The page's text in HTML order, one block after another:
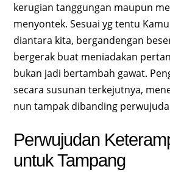
kerugian tanggungan maupun
menyontek. Sesuai yg tentu
diantara kita, bergandengan
bergerak buat meniadakan
bukan jadi bertambah gawat.
secara susunan terkejutnya,
nun tampak dibanding
Perwujudan
untuk Tampang